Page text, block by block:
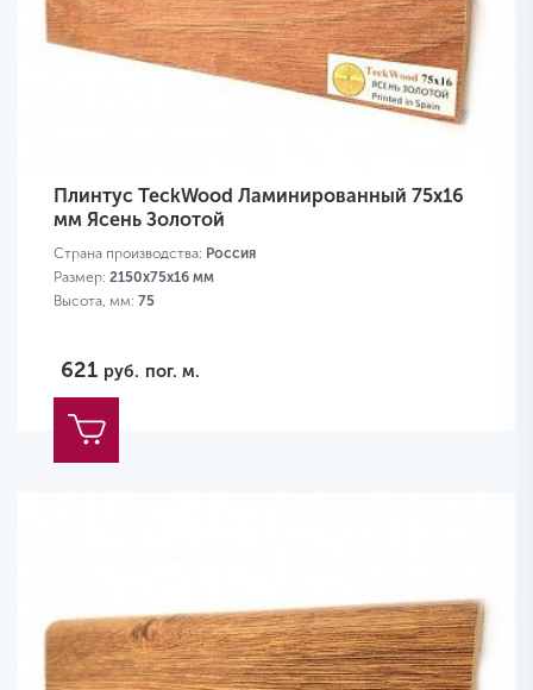
Плинтус TeckWood Ламинированный 75х16
мм Ясень Золотой
Страна производства: Россия
Размер: 2150х75х16 мм
Высота, мм: 75
621 руб. пог. м.